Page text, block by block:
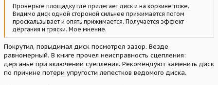
Проверьте площадку где прилегает диск и на корзине тоже.
Видимо диск одной стороной сильнее прижимается потом
проскальзывает и опять прижимается. Получается эффект
дёргания и тряски. Мое мнение.
Покрутил, повыдимал диск посмотрел зазор. Везде
равномерный. В книге прочел неисправность сцепления:
дерганье при включении суепления. Рекомендуют заменить диск
по причине потери упругости лепестков ведомого диска.